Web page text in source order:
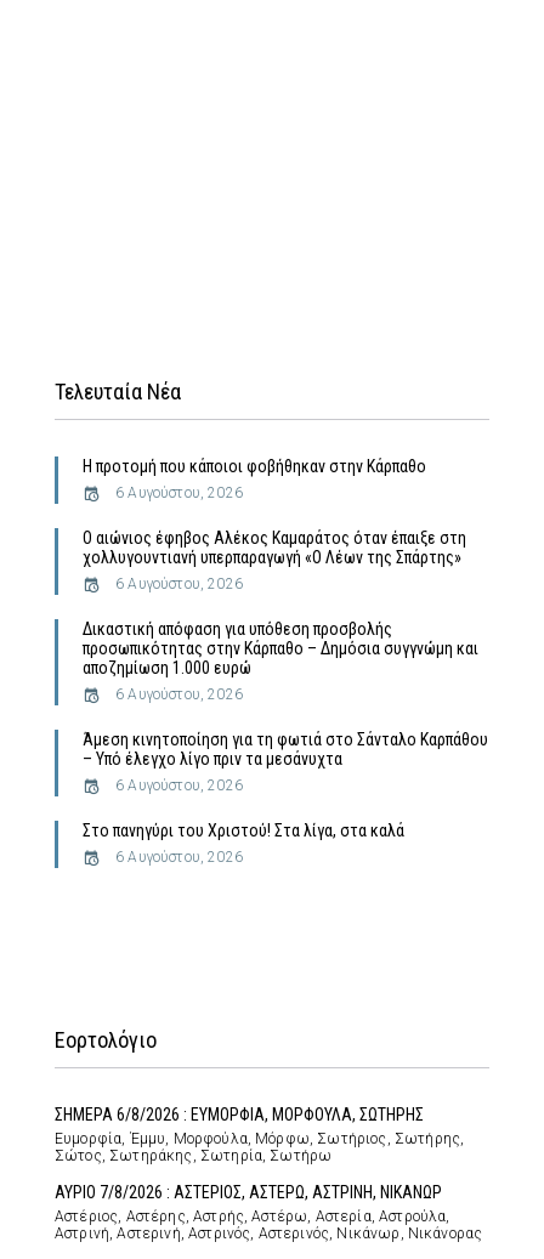
Τελευταία Νέα
Η προτομή που κάποιοι φοβήθηκαν στην Κάρπαθο
6 Αυγούστου, 2026
Ο αιώνιος έφηβος Αλέκος Καμαράτος όταν έπαιξε στη
χολλυγουντιανή υπερπαραγωγή «Ο Λέων της Σπάρτης»
6 Αυγούστου, 2026
Δικαστική απόφαση για υπόθεση προσβολής
προσωπικότητας στην Κάρπαθο – Δημόσια συγγνώμη και
αποζημίωση 1.000 ευρώ
6 Αυγούστου, 2026
Άμεση κινητοποίηση για τη φωτιά στο Σάνταλο Καρπάθου
– Υπό έλεγχο λίγο πριν τα μεσάνυχτα
6 Αυγούστου, 2026
Στο πανηγύρι του Χριστού! Στα λίγα, στα καλά
6 Αυγούστου, 2026
Εορτολόγιο
ΣΗΜΕΡΑ 6/8/2026 : ΕΥΜΟΡΦΙΑ, ΜΟΡΦΟΥΛΑ, ΣΩΤΗΡΗΣ
Ευμορφία, Έμμυ, Μορφούλα, Μόρφω, Σωτήριος, Σωτήρης,
Σώτος, Σωτηράκης, Σωτηρία, Σωτήρω
ΑΥΡΙΟ 7/8/2026 : ΑΣΤΕΡΙΟΣ, ΑΣΤΕΡΩ, ΑΣΤΡΙΝΗ, ΝΙΚΑΝΩΡ
Αστέριος, Αστέρης, Αστρής, Αστέρω, Αστερία, Αστρούλα,
Αστρινή, Αστερινή, Αστρινός, Αστερινός, Νικάνωρ, Νικάνορας